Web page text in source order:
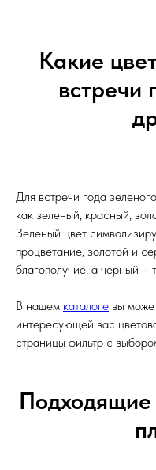
Какие
встречи
Для встречи года
как зеленый, красный,
Зеленый цвет
процветание, золотой и
благополучие, а черный –
В нашем каталоге вы
интересующей вас
страницы фильтр с